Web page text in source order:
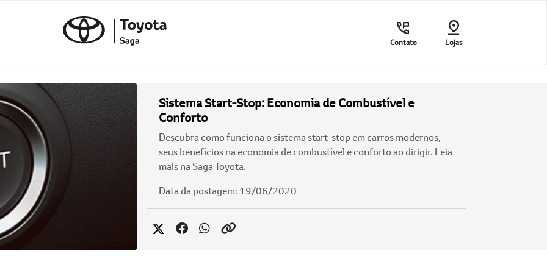
Contato Lojas
Sistema Start-Stop: Economia de Combustível e
Conforto
Descubra como funciona o sistema start-stop em carros modernos,
seus benefícios na economia de combustível e conforto ao dirigir. Leia
mais na Saga Toyota.
Data da postagem: 19/06/2020